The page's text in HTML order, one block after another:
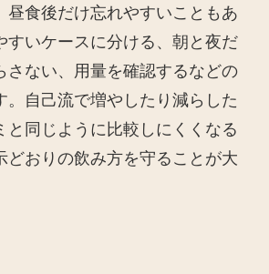
昼食後だけ忘れやすいこともあ
すいケースに分ける、朝と夜だ
さない、用量を確認するなどの
。自己流で増やしたり減らした
と同じように比較しにくくなる
どおりの飲み方を守ることが大